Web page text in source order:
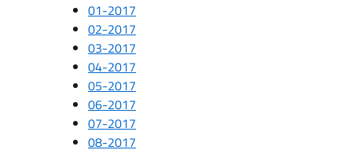
01-2017
02-2017
03-2017
04-2017
05-2017
06-2017
07-2017
08-2017